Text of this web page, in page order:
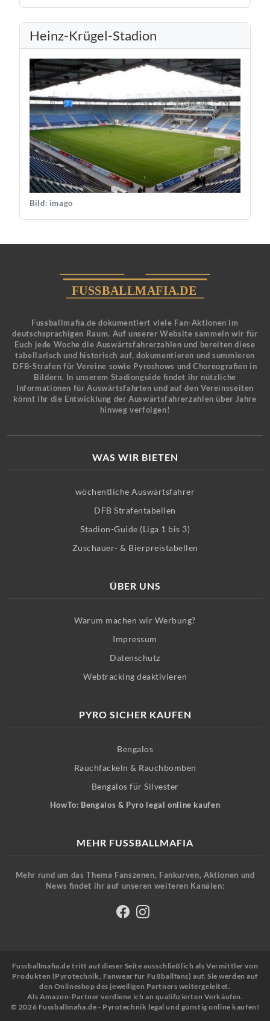
Heinz-Krügel-Stadion
Bild: imago
Fussballmafia.de dokumentiert viele Fan-Aktionen im
deutschsprachigen Raum. Auf unserer Website sammeln wir für
Euch jede Woche die Auswärtsfahrerzahlen und bereiten diese
tabellarisch und historisch auf, dokumentieren und summieren
DFB-Strafen für Vereine sowie Pyroshows und Choreografien in
Bildern. In unserem Stadionguide findet ihr nützliche
Informationen für Auswärtsfahrten und auf den Vereinsseiten
könnt ihr die Entwicklung der Auswärtsfahrerzahlen über Jahre
hinweg verfolgen!
WAS WIR BIETEN
wöchentliche Auswärtsfahrer
DFB Strafentabellen
Stadion-Guide (Liga 1 bis 3)
Zuschauer- & Bierpreistabellen
ÜBER UNS
Warum machen wir Werbung?
Impressum
Datenschutz
Webtracking deaktivieren
PYRO SICHER KAUFEN
Bengalos
Rauchfackeln & Rauchbomben
Bengalos für Silvester
HowTo: Bengalos & Pyro legal online kaufen
MEHR FUSSBALLMAFIA
Mehr rund um das Thema Fanszenen, Fankurven, Aktionen und
News findet ihr auf unseren weiteren Kanälen:
Fussballmafia.de tritt auf dieser Seite ausschließlich als Vermittler von
Produkten (Pyrotechnik, Fanwear für Fußballfans) auf. Sie werden auf
den Onlineshop des jeweiligen Partners weitergeleitet.
Als Amazon-Partner verdiene ich an qualifizierten Verkäufen.
© 2026 Fussballmafia.de - Pyrotechnik legal und günstig online kaufen!